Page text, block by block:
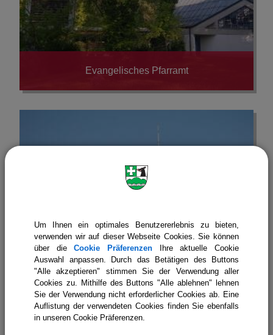
Evangelisches Pfarramt
Um Ihnen ein optimales Benutzererlebnis zu bieten,
verwenden wir auf dieser Webseite Cookies. Sie können
über dieCookie Präferenzen Ihre aktuelle Cookie
Auswahl anpassen. Durch das Betätigen des Buttons
"Alle akzeptieren" stimmen Sie der Verwendung aller
Cookies zu. Mithilfe des Buttons "Alle ablehnen" lehnen
Sie der Verwendung nicht erforderlicher Cookies ab. Eine
Auflistung der verwendeten Cookies finden Sie ebenfalls
in unseren Cookie Präferenzen.